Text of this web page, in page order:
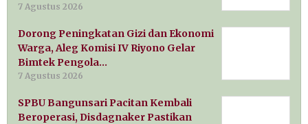
7 Agustus 2026
Dorong Peningkatan Gizi dan Ekonomi
Warga, Aleg Komisi IV Riyono Gelar
Bimtek Pengola…
7 Agustus 2026
SPBU Bangunsari Pacitan Kembali
Beroperasi, Disdagnaker Pastikan